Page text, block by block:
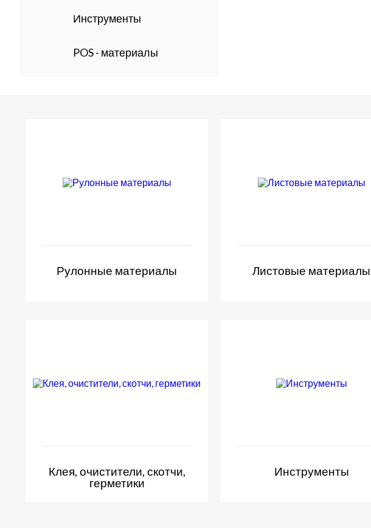
Инструменты
POS - материалы
Рулонные материалы Листовые материалы
Клея, очистители, скотчи,
герметики
Инструменты